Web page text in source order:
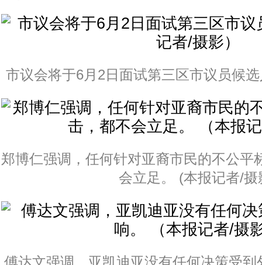
市议会将于6月2日面试第三区市议员候
郑博仁强调，任何针对亚裔市民的不公平
会立足。 (本报记者/摄